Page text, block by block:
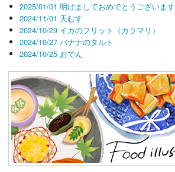
2025/01/01 明けましておめでとうございます
2024/11/01 天むす
2024/10/29 イカのフリット（カラマリ）
2024/10/27 バナナのタルト
2024/10/25 おでん